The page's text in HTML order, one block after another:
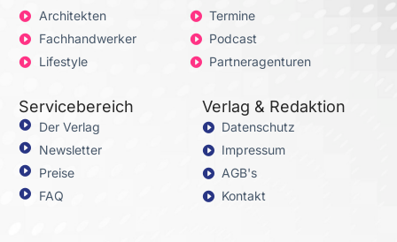
Architekten
Fachhandwerker
Lifestyle
Termine
Podcast
Partneragenturen
Servicebereich
Der Verlag
Newsletter
Preise
FAQ
Verlag & Redaktion
Datenschutz
Impressum
AGB's
Kontakt